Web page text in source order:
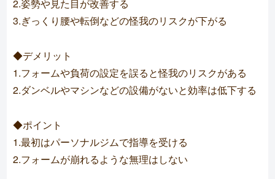
2.姿勢や見た目が改善する
3.ぎっくり腰や転倒などの怪我のリスクが下がる
◆デメリット
1.フォームや負荷の設定を誤ると怪我のリスクがある
2.ダンベルやマシンなどの設備がないと効率は低下する
◆ポイント
1.最初はパーソナルジムで指導を受ける
2.フォームが崩れるような無理はしない